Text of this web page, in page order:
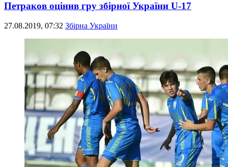
Петраков оцінив гру збірної України U-17
27.08.2019, 07:32 Збірна України